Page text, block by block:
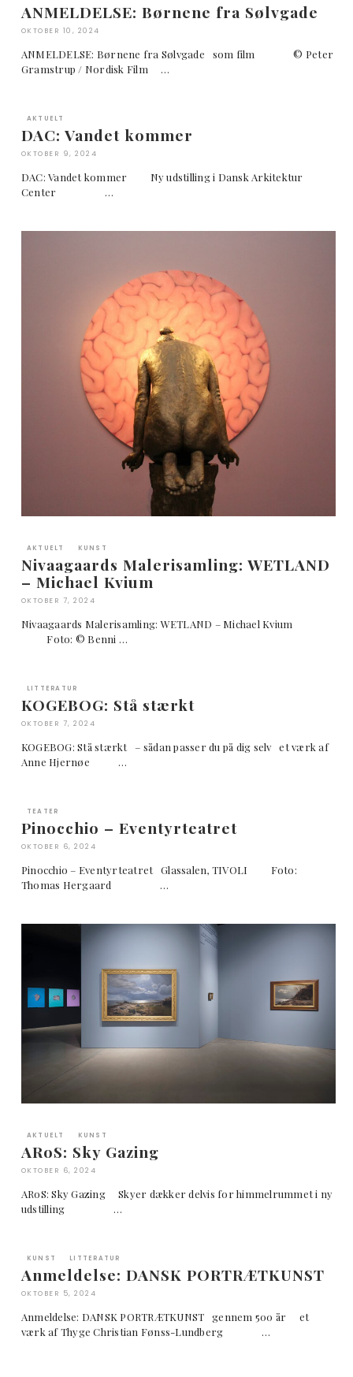
ANMELDELSE: Børnene fra Sølvgade
OKTOBER 10, 2024
ANMELDELSE: Børnene fra Sølvgade som film © Peter
Gramstrup / Nordisk Film …
AKTUELT
DAC: Vandet kommer
OKTOBER 9, 2024
DAC: Vandet kommer Ny udstilling i Dansk Arkitektur
Center …
AKTUELT KUNST
Nivaagaards Malerisamling: WETLAND
– Michael Kvium
OKTOBER 7, 2024
Nivaagaards Malerisamling: WETLAND – Michael Kvium
Foto: © Benni …
LITTERATUR
KOGEBOG: Stå stærkt
OKTOBER 7, 2024
KOGEBOG: Stå stærkt – sådan passer du på dig selv et værk af
Anne Hjernøe …
TEATER
Pinocchio – Eventyrteatret
OKTOBER 6, 2024
Pinocchio – Eventyrteatret Glassalen, TIVOLI Foto:
Thomas Hergaard …
AKTUELT KUNST
ARoS: Sky Gazing
OKTOBER 6, 2024
ARoS: Sky Gazing Skyer dækker delvis for himmelrummet i ny
udstilling …
KUNST LITTERATUR
Anmeldelse: DANSK PORTRÆTKUNST
OKTOBER 5, 2024
Anmeldelse: DANSK PORTRÆTKUNST gennem 500 år et
værk af Thyge Christian Fønss-Lundberg …